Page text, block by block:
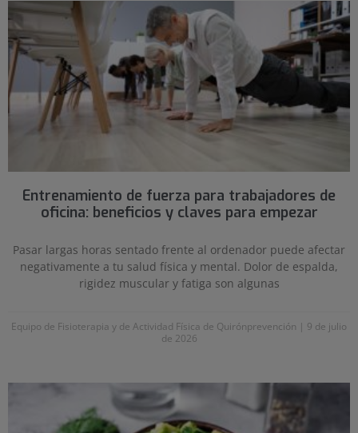
Entrenamiento de fuerza para trabajadores de
oficina: beneficios y claves para empezar
Equipo de Fisioterapia y de Actividad Física de Quirónprevención
9 de julio
de 2026
Pasar largas horas sentado frente al ordenador puede afectar
negativamente a tu salud física y mental. Dolor de espalda,
rigidez muscular y fatiga son algunas